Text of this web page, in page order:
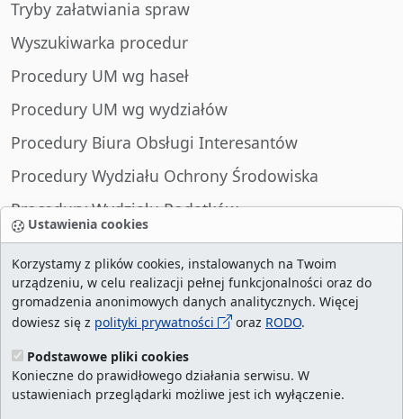
Ustawienia cookies
Korzystamy z plików cookies, instalowanych na Twoim
urządzeniu, w celu realizacji pełnej funkcjonalności oraz do
gromadzenia anonimowych danych analitycznych. Więcej
dowiesz się z polityki prywatności oraz RODO.
Podstawowe pliki cookies
Konieczne do prawidłowego działania serwisu. W
ustawieniach przeglądarki możliwe jest ich wyłączenie.
Tryby załatwiania spraw
Wyszukiwarka procedur
Procedury UM wg haseł
Procedury UM wg wydziałów
Procedury Biura Obsługi Interesantów
Procedury Wydziału Ochrony Środowiska
Procedury Wydziału Podatków
Procedury Wydziału Spraw Obywatelskich
liczba wizyt:29023006/ aktualna strona:
najczęściej odwiedzane strony
cookies